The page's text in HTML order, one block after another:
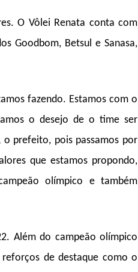
O Vôlei Renata conta com
Goodbom, Betsul e Sanasa,
fazendo. Estamos com o
o desejo de o time ser
prefeito, pois passamos por
que estamos propondo,
olímpico e também
Além do campeão olímpico
de destaque como o